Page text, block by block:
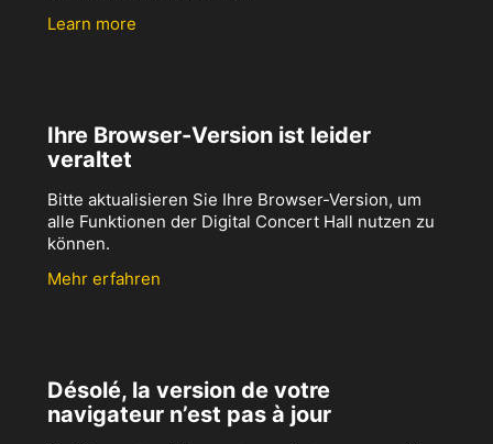
Learn more
Ihre Browser-Version ist leider
veraltet
Bitte aktualisieren Sie Ihre Browser-Version, um
alle Funktionen der Digital Concert Hall nutzen zu
können.
Mehr erfahren
Désolé, la version de votre
navigateur n’est pas à jour